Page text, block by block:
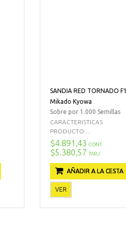
SANDIA RED TORNADO F1
Mikado Kyowa
Sobre por 1.000 Semillas
CARACTERISTICAS
PRODUCTO:...
$4.891,43 CONT
$5.380,57 TARJ
AÑADIR A LA CESTA
VER